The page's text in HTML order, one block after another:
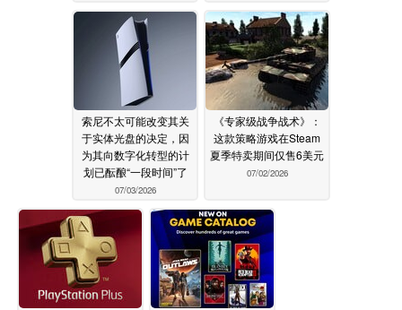
索尼不太可能改变其关
于实体光盘的决定，因
为其向数字化转型的计
划已酝酿“一段时间”了
07/03/2026
《专家级战争战术》：
这款策略游戏在Steam
夏季特卖期间仅售6美元
07/02/2026